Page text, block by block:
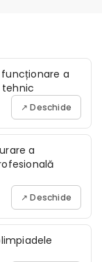
a
↗ Deschide
a
↗ Deschide